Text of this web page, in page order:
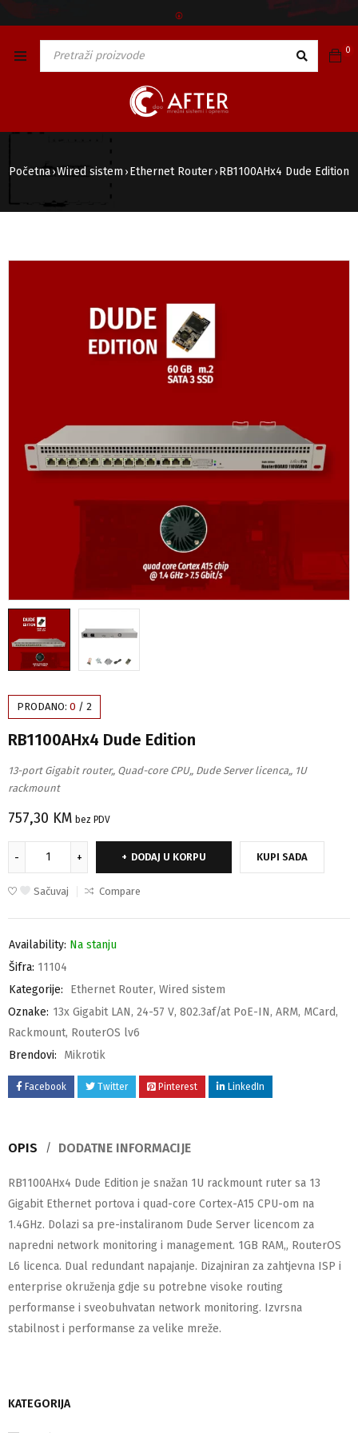
🅯
0
Početna ›Wired sistem › Ethernet Router › RB1100AHx4 Dude Edition
KATEGORIJA
PRODANO: 0 / 2
RB1100AHx4 Dude Edition
13-port Gigabit router„ Quad-core CPU„ Dude Server licenca„ 1U
rackmount
757,30 KM bez PDV
DODAJ U KORPU KUPI SADA
Sačuvaj Compare
Availability: Na stanju
Šifra: 11104
Kategorije:
Ethernet Router, Wired sistem
Oznake: 13x Gigabit LAN, 24-57 V, 802.3af/at PoE-IN, ARM, MCard,
Rackmount, RouterOS lv6
Brendovi:
Mikrotik
Facebook Twitter Pinterest LinkedIn
OPIS DODATNE INFORMACIJE
RB1100AHx4 Dude Edition je snažan 1U rackmount ruter sa 13
Gigabit Ethernet portova i quad-core Cortex-A15 CPU-om na
1.4GHz. Dolazi sa pre-instaliranom Dude Server licencom za
napredni network monitoring i management. 1GB RAM„ RouterOS
L6 licenca. Dual redundant napajanje. Dizajniran za zahtjevna ISP i
enterprise okruženja gdje su potrebne visoke routing
performanse i sveobuhvatan network monitoring. Izvrsna
stabilnost i performanse za velike mreže.